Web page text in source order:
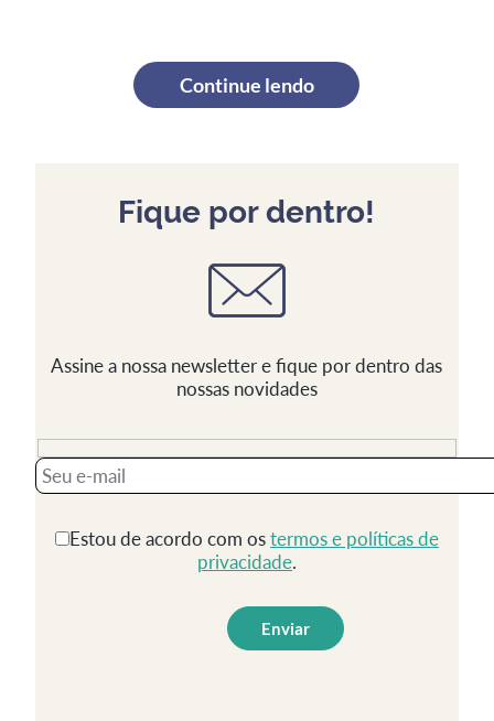
Continue lendo
Fique por dentro!
Assine a nossa newsletter e fique por dentro das
nossas novidades
Estou de acordo com ostermos e políticas de
privacidade.